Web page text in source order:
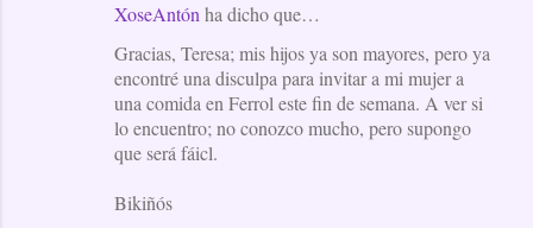
XoseAntón ha dicho que…
Gracias, Teresa; mis hijos ya son mayores, pero ya
encontré una disculpa para invitar a mi mujer a
una comida en Ferrol este fin de semana. A ver si
lo encuentro; no conozco mucho, pero supongo
que será fáicl.
Bikiñós